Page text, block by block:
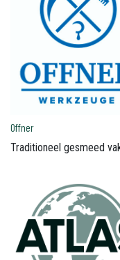
Offner
Traditioneel gesmeed